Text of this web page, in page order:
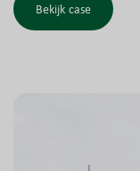
Bekijk case